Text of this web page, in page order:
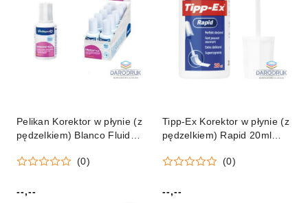
Pelikan Korektor w płynie (z
pędzelkiem) Blanco Fluid
(300001132) (0)
Cena:
--,--
Tipp-Ex Korektor w płynie (z
pędzelkiem) Rapid 20ml
(0)
Cena:
--,--